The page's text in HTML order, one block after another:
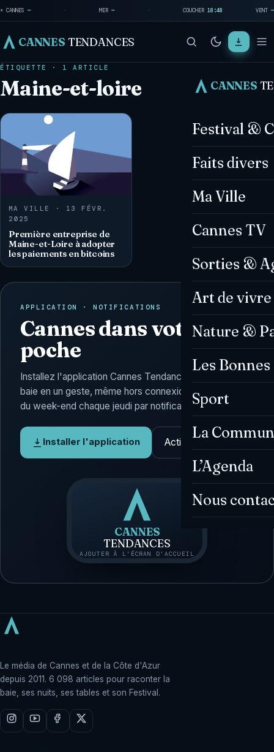
☀ CANNES — · MER— · COUCHER18:48 VENT —
CANNES TENDANCES
CANNES
Festival &
Faits divers
Ma Ville
Cannes TV
Sorties &
Art de vivre
Nature &
Les
Sport
La
L’Agenda
Nous
ÉTIQUETTE · 1 ARTICLE
Maine-et-loire
MA VILLE · 13 FÉVR.
2025
Première entreprise de
Maine-et-Loire à adopter
les paiements en bitcoins
APPLICATION · NOTIFICATIONS
Cannes dans votre
poche
Installez l'application Cannes Tendances : l'actu de la
baie en un geste, même hors connexion, et l'Agenda
du week-end chaque jeudi par notification.
Installer l'application Activer les alertes
CANNES
TENDANCES
AJOUTER À L'ÉCRAN D'ACCUEIL
Le média de Cannes et de la Côte d'Azur
depuis 2011. 6 098 articles pour raconter la
baie, ses nuits, ses tables et son Festival.